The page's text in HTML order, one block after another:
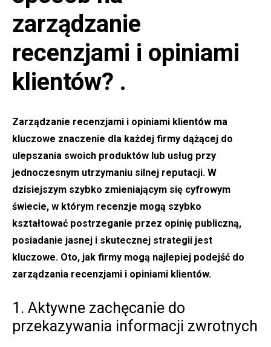
zarządzanie
recenzjami i opiniami
klientów? .
Zarządzanie recenzjami i opiniami klientów ma
kluczowe znaczenie dla każdej firmy dążącej do
ulepszania swoich produktów lub usług przy
jednoczesnym utrzymaniu silnej reputacji. W
dzisiejszym szybko zmieniającym się cyfrowym
świecie, w którym recenzje mogą szybko
kształtować postrzeganie przez opinię publiczną,
posiadanie jasnej i skutecznej strategii jest
kluczowe. Oto, jak firmy mogą najlepiej podejść do
zarządzania recenzjami i opiniami klientów.
1. Aktywne zachęcanie do
przekazywania informacji zwrotnych